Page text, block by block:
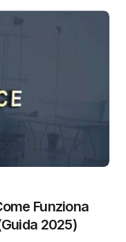
Funziona
2025)